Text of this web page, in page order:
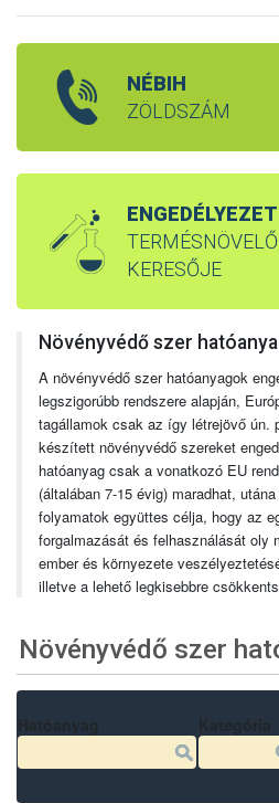
NÉBIH
ZÖLDSZÁM
KERESŐJE
Növényvédő szer
A növényvédő szer hatóanyagok
legszigorúbb rendszere alapján,
tagállamok csak az így létrejövő ún.
készített növényvédő szereket
hatóanyag csak a vonatkozó EU
(általában 7-15 évig) maradhat,
folyamatok együttes célja, hogy az
forgalmazását és felhasználását oly
ember és környezete
illetve a lehető legkisebbre
Növényvédő szer